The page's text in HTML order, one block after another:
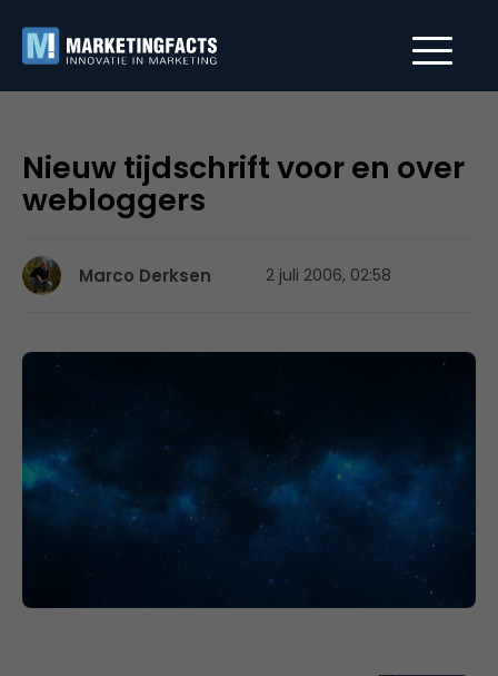
Nieuw tijdschrift voor en over
webloggers
Marco Derksen 2 juli 2006, 02:58